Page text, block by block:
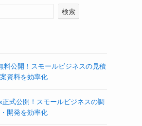
検索
料公開！スモールビジネスの見積
資料を効率化
式公開！スモールビジネスの調
開発を効率化